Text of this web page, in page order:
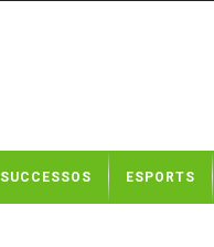
SUCCESSOS ESPORTS